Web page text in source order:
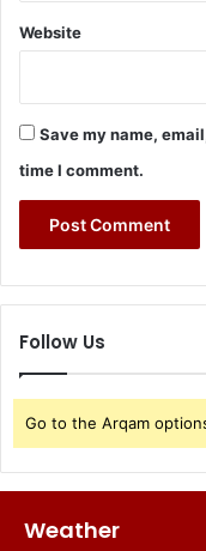
Website
Save my name,
time I comment.
Follow Us
Go to the Arqam
Weather